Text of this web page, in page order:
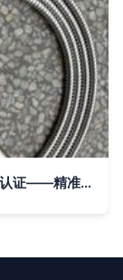
非标订做佳兴成带热电偶单头电热管 有CE认证——精准温控与定制制造的融合典范